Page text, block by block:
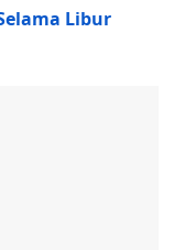
Libur